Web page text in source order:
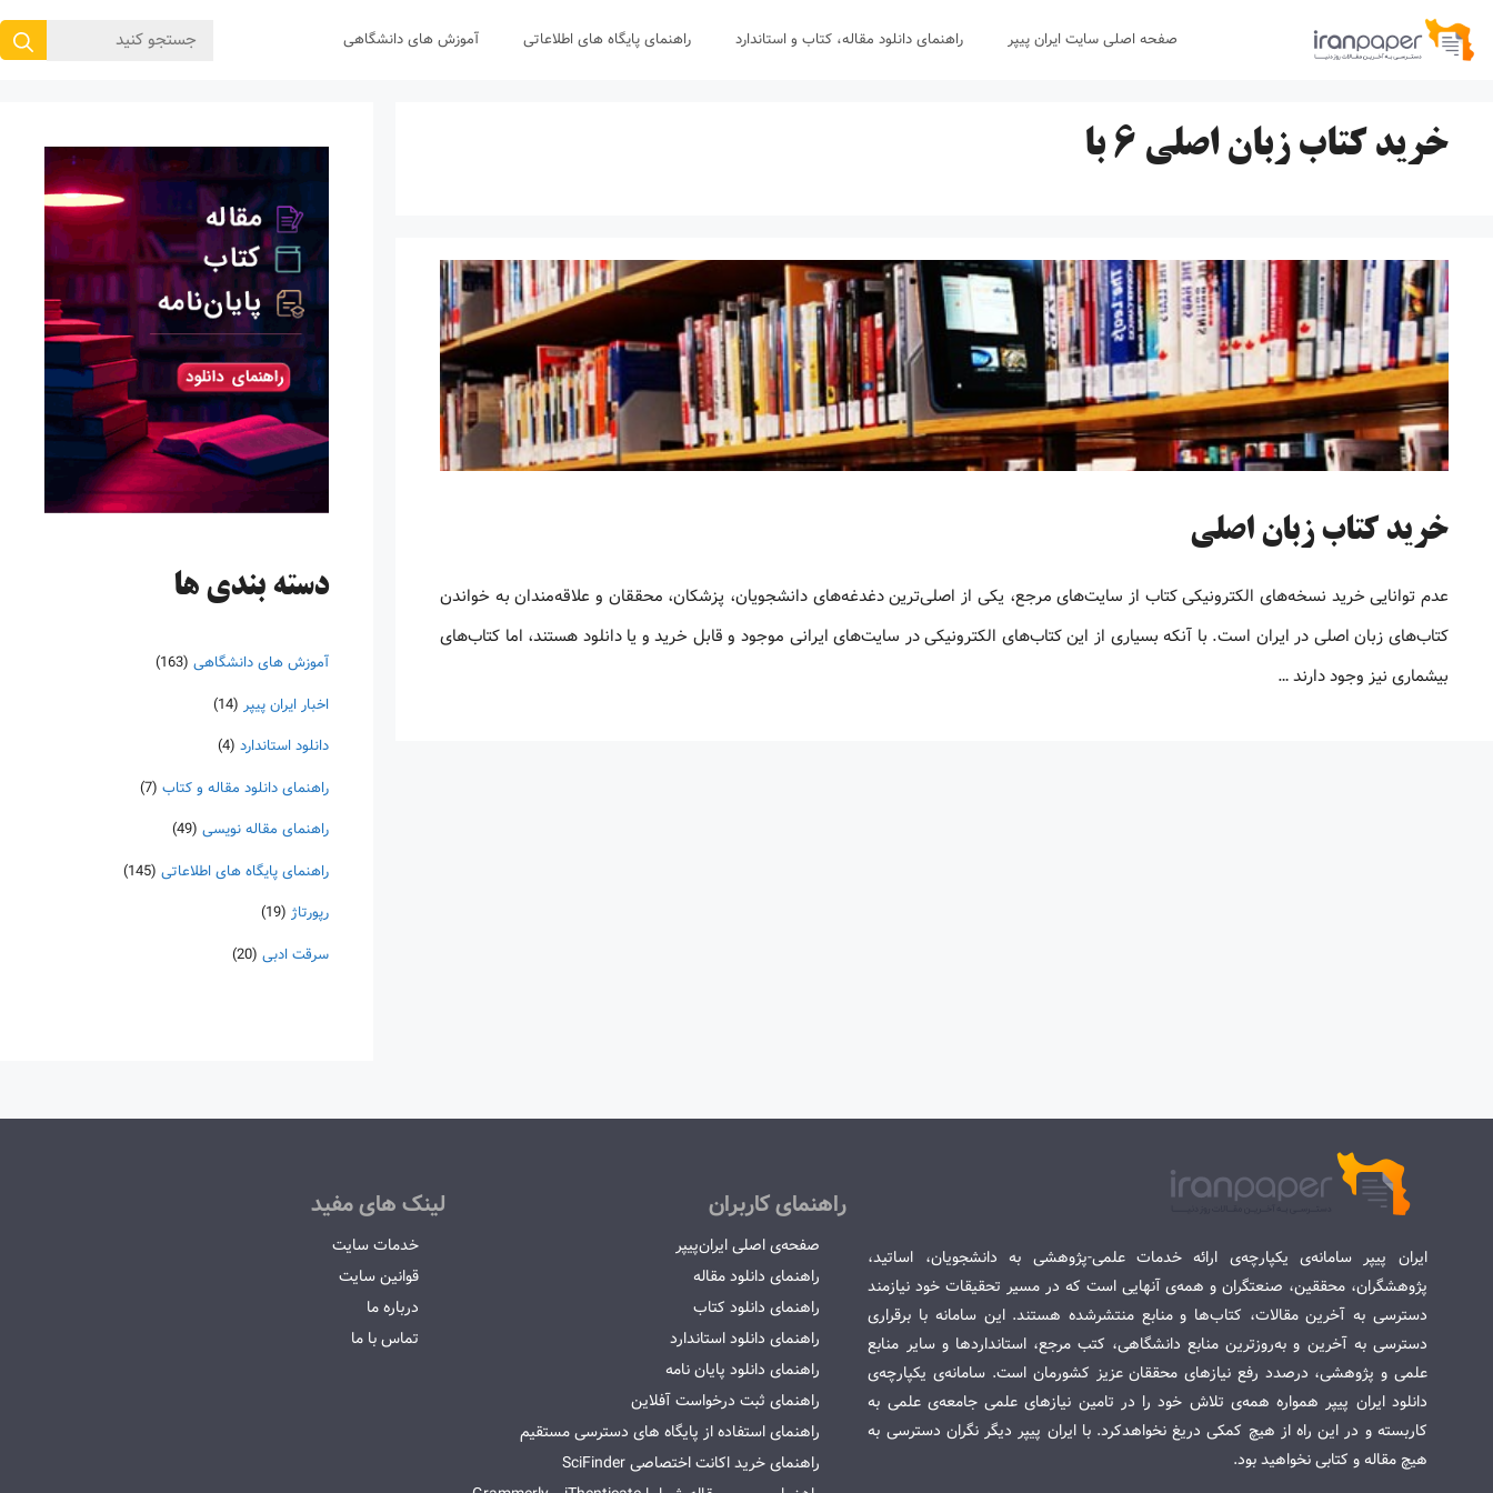
پرش
صفحه اصلی سایت ایران پیپر راهنمای دانلود مقاله، کتاب و استاندارد راهنمای پایگاه های اطلاعاتی آموزش های دانشگاهی
جستجوی
خرید کتاب زبان اصلی ۶ با
خرید کتاب زبان اصلی
عدم توانایی خرید نسخه‌های الکترونیکی کتاب‌ از سایت‌های مرجع، یکی از اصلی‌ترین دغدغه‌های دانشجویان، پزشکان، محققان و علاقه‌مندان به خواندن
کتاب‌های زبان اصلی در ایران است. با آنکه بسیاری از این کتاب‌های الکترونیکی در سایت‌های ایرانی موجود و قابل خرید و یا دانلود هستند، اما کتاب‌های
بیشماری نیز وجود دارند …
دسته‌ بندی ها
آموزش های دانشگاهی (163)
اخبار ایران پیپر (14)
دانلود استاندارد (4)
راهنمای دانلود مقاله و کتاب (7)
راهنمای مقاله نویسی (49)
راهنمای پایگاه های اطلاعاتی (145)
رپورتاژ (19)
سرقت ادبی (20)
ایران پیپر سامانه‌ی یکپارچه‌ی ارائه خدمات علمی-پژوهشی به دانشجویان، اساتید،
پژوهشگران، محققین، صنعتگران و همه‌ی آنهایی است که در مسیر تحقیقات خود نیازمند
دسترسی به آخرین مقالات، کتاب‌ها و منابع منتشرشده هستند. این سامانه با برقراری
دسترسی به آخرین و به‌روزترین منابع دانشگاهی، کتب مرجع، استانداردها و سایر منابع
علمی و پژوهشی، درصدد رفع نیازهای محققان عزیز کشورمان است. سامانه‌ی یکپارچه‌ی
دانلود ایران پیپر همواره همه‌ی تلاش خود را در تامین نیازهای علمی جامعه‌ی علمی به
کاربسته و در این راه از هیچ کمکی دریغ نخواهدکرد. با ایران پیپر دیگر نگران دسترسی به
هیچ مقاله و کتابی نخواهید بود.
راهنمای کاربران
صفحه‌ی اصلی ایران‌پیپر
راهنمای دانلود مقاله
راهنمای دانلود کتاب
راهنمای دانلود استاندارد
راهنمای دانلود پایان نامه
راهنمای ثبت درخواست آفلاین
راهنمای استفاده از پایگاه های دسترسی مستقیم
راهنمای خرید اکانت اختصاصی SciFinder
لینک های مفید
خدمات سایت
قوانین سایت
درباره ما
تماس با ما